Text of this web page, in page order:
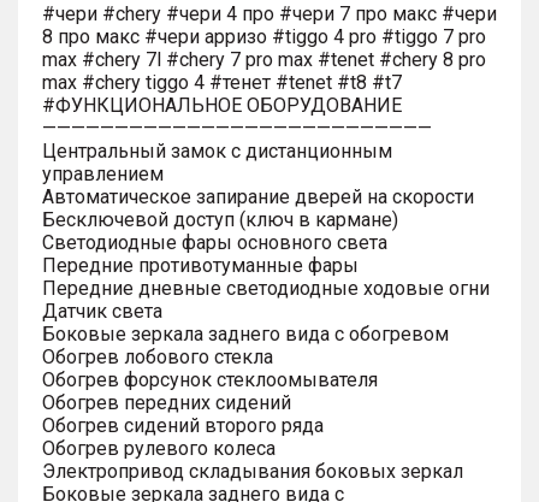
#чери #chery #чери 4 про #чери 7 про макс #чери
8 про макс #чери арризо #tiggo 4 pro #tiggo 7 pro
max #chery 7l #chery 7 pro max #tenet #chery 8 pro
max #chery tiggo 4 #тенет #tenet #t8 #t7
#ФУНКЦИОНАЛЬНОЕ ОБОРУДОВАНИЕ
———————————————————————————
Центральный замок с дистанционным
управлением
Автоматическое запирание дверей на скорости
Бесключевой доступ (ключ в кармане)
Светодиодные фары основного света
Передние противотуманные фары
Передние дневные светодиодные ходовые огни
Датчик света
Боковые зеркала заднего вида с обогревом
Обогрев лобового стекла
Обогрев форсунок стеклоомывателя
Обогрев передних сидений
Обогрев сидений второго ряда
Обогрев рулевого колеса
Электропривод складывания боковых зеркал
Боковые зеркала заднего вида с